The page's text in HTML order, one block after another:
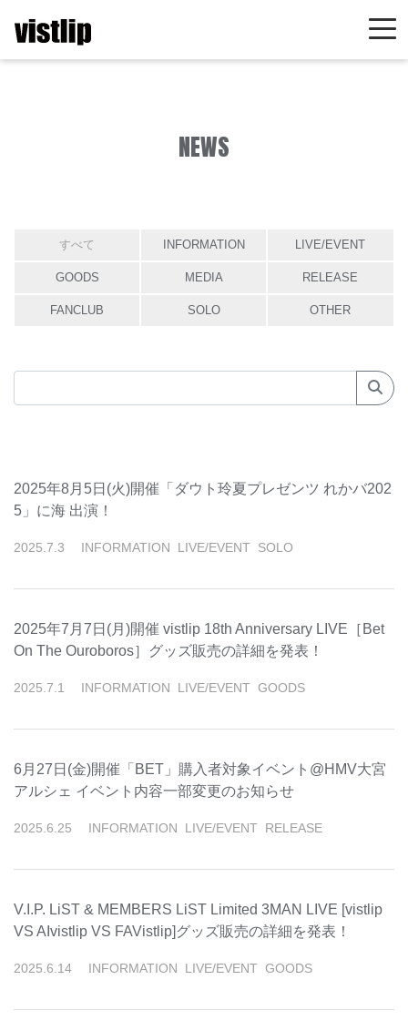
NEWS
すべて INFORMATION LIVE/EVENT
GOODS MEDIA RELEASE
FANCLUB SOLO OTHER
2025年8月5日(火)開催「ダウト玲夏プレゼンツ れかバ202
5」に海 出演！
2025 7 3 INFORMATION LIVE/EVENT SOLO
2025年7月7日(月)開催 vistlip 18th Anniversary LIVE［Bet
On The Ouroboros］グッズ販売の詳細を発表！
2025 7 1 INFORMATION LIVE/EVENT GOODS
6月27日(金)開催「BET」購入者対象イベント@HMV大宮
アルシェ イベント内容一部変更のお知らせ
2025 6 25 INFORMATION LIVE/EVENT RELEASE
V.I.P. LiST & MEMBERS LiST Limited 3MAN LIVE [vistlip
VS AIvistlip VS FAVistlip]グッズ販売の詳細を発表！
2025 6 14 INFORMATION LIVE/EVENT GOODS